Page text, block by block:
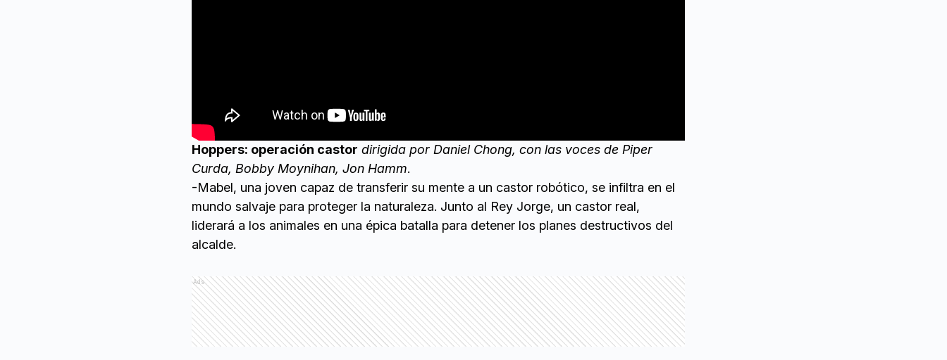
Hoppers: operación castor dirigida por Daniel Chong, con las voces de Piper
Curda, Bobby Moynihan, Jon Hamm.
-Mabel, una joven capaz de transferir su mente a un castor robótico, se infiltra en el
mundo salvaje para proteger la naturaleza. Junto al Rey Jorge, un castor real,
liderará a los animales en una épica batalla para detener los planes destructivos del
alcalde.
Ads